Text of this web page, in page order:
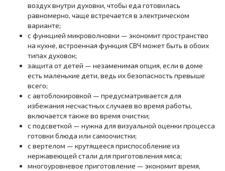
воздух внутри духовки, чтобы еда готовилась
равномерно, чаще встречается в электрическом
варианте;
с функцией микроволновки — экономит пространство
на кухне, встроенная функция СВЧ может быть в обоих
типах духовок;
защита от детей — незаменимая опция, если в доме
есть маленькие дети, ведь их безопасность превыше
всего;
с автоблокировкой — предусматривается для
избежания несчастных случаев во время работы,
включается также во время очистки;
с подсветкой — нужна для визуальной оценки процесса
готовки блюда или самоочистки;
с вертелом — крутящееся приспособление из
нержавеющей стали для приготовления мяса;
многоуровневое приготовление — экономит время,